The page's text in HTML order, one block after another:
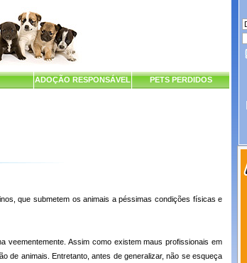
ADOÇÃO RESPONSÁVEL PETS PERDIDOS
que submetem os animais a péssimas condições físicas e
Assim como existem maus profissionais em
de animais. Entretanto, antes de generalizar, não se esqueça